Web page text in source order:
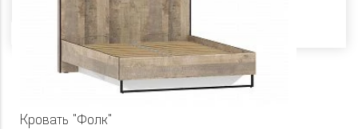
Кровать "Фолк"